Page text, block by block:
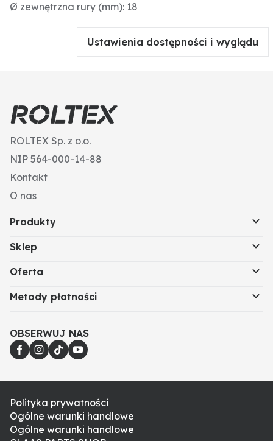
Ø zewnętrzna rury (mm): 18
Ustawienia dostępności i wyglądu
ROLTEX Sp. z o.o.
NIP 564-000-14-88
Kontakt
O nas
Produkty
Sklep
Oferta
Metody płatności
OBSERWUJ NAS
Polityka prywatności
Ogólne warunki handlowe
Ogólne warunki handlowe